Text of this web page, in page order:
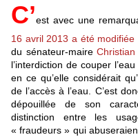
C’est avec une
16 avril 2013 a été modifiée
du sénateur-maire
l’interdiction de couper
en ce qu’elle considérait
de l’accès à l’eau. C’est
dépouillée de son
distinction entre les
« fraudeurs » qui